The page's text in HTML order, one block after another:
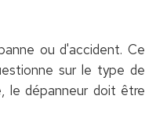
ou d'accident. Ce
sur le type de
le dépanneur doit être